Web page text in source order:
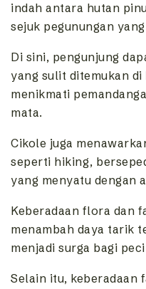
indah antara hutan
sejuk pegunungan
Di sini, pengunjung
yang sulit ditemukan di
menikmati
mata.
Cikole juga
seperti hiking,
yang menyatu dengan
Keberadaan flora dan
menambah daya tarik
menjadi surga bagi
Selain itu, keberadaan